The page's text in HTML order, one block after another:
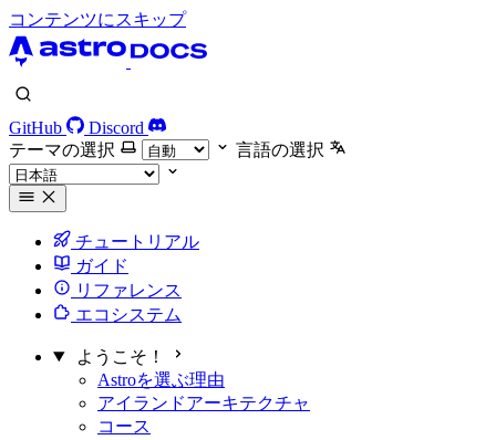
コンテンツにスキップ
GitHub
Discord
テーマの選択
言語の選択
チュートリアル
ガイド
リファレンス
エコシステム
ようこそ！
Astroを選ぶ理由
アイランドアーキテクチャ
コース